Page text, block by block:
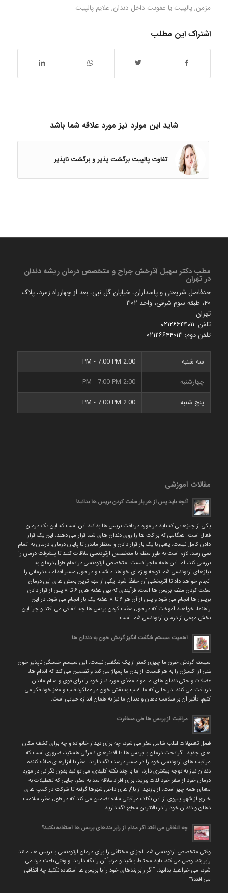
مزمن,پالپیت یا عفونت داخل دندان, علایم پالپیت
اشتراک این مطلب
شاید این موارد نیز مورد علاقه شما باشد
تفاوت پالپیت برگشت ‌پذیر و برگشت ‌ناپذیر
مطب دكتر سهیل آذرخش جراح و متخصص درمان ریشه دندان
در تهران
حدفاصل شریعتی و پاسداران، خیابان گل نبی، بعد از چهارراه زمرد، پلاک
۴۰، طبقه سوم شرقی، واحد ۳۰۲
تهران
تلفن: ۰۲۱۲۶۶۴۴۰۱۱
تلفن دوم: ۰۲۱۲۶۶۴۴۰۱۳
سه شنبه
2:00 PM - 7:00 PM
چهارشنبه
2:00 PM - 7:00 PM
پنج شنبه
2:00 PM - 7:00 PM
مقالات آموزشی
آنچه باید پس از هر بار سفت کردن بریس ها بدانید!
یکی از چیزهایی که باید در مورد دریافت بریس ها بدانید این است که این یک درمان
فعال است. هنگامی که براکت ها را روی دندان های شما قرار می دهند، این یک قرار
دادن کامل نیست، یعنی با یک بار قرار دادن و منتظر ماندن تا پایان درمان، درمان به اتمام
نمی رسد. لازم است به طور منظم با متخصص ارتودنسی ملاقات کنید تا پیشرفت درمان را
بررسی کند، اما این همه ماجرا نیست. متخصص ارتودنسی در تمام طول درمان به
نیازهای ارتودنسی شما توجه ویژه ای خواهد داشت و در طول مسیر اقدامات درمانی را
انجام خواهد داد تا اثربخشی آن حفظ شود. یکی از مهم ترین بخش های این درمان
سفت کردن منظم بریس ها است، فرآیندی که بین هفته های ۶ تا ۸ پس از قرار دادن
بریس ها انجام می شود و پس از آن هر ۶ تا ۸ هفته یک بار انجام می شود. در این
راهنما، خواهید آموخت که در طول سفت کردن بریس ها چه اتفاقی می افتد و چرا این
بخش مهمی از درمان ارتودنسی شما است.
اهمیت سیستم شگفت انگیز گردش خون به دندان ها
سیستم گردش خون ما چیزی کمتر از یک شگفتی نیست. این سیستم خستگی ناپذیر خون
غنی از اکسیژن را به هر قسمت از بدن ما پمپاژ می کند و تضمین می کند که اندام ها،
عضلات و حتی دندان های ما مواد مغذی مورد نیاز خود را برای قوی و سالم ماندن
دریافت می کنند. در حالی که ما اغلب به نقش خون در عملکرد قلب و مغز خود فکر می
کنیم، تأثیر آن بر سلامت دهان و دندان ما نیز به همان اندازه حیاتی است.
مراقبت از بریس ها طی مسافرت
فصل تعطیلات اغلب شامل سفر می شود، چه برای دیدار خانواده و چه برای کشف مکان
های جدید. اگر تحت درمان با بریس ها یا الاینرهای نامرئی هستید، ضروری است که
مراقبت های ارتودنسی خود را در مسیر درست نگه دارید. سفر با ابزارهای صاف کننده
دندان نیاز به توجه بیشتری دارد، اما با چند نکته کلیدی، می توانید بدون نگرانی در مورد
درمان خود از سفر خود لذت ببرید. برای افراد علاقه مند به سفر، جایی که تعطیلات به
معنای همه چیز است، از بازدید از باغ های داخل شهرها گرفته تا شرکت در کمپ های
خارج از شهر، پیروی از این نکات مراقبتی ساده تضمین می کند که در طول سفر، سلامت
دهان و دندان خود را در بالاترین سطح نگه دارید.
چه اتفاقی می افتد اگر مدام از رابر بندهای بریس ها استفاده نکنید؟
وقتی متخصص ارتودنسی شما اجزای مختلفی را برای درمان ارتودنسی با بریس ها، مانند
رابر بند، وصل می کند، باید محتاط باشید و مرتباً آن را نگه دارید. و وقتی باعث درد می
شود، می خواهید بدانید: “اگر رابر بندهای خود را با بریس ها استفاده نکنید چه اتفاقی
می افتد؟”